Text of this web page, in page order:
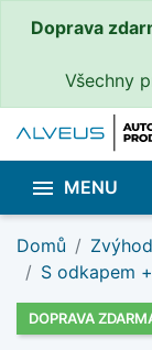
Doprava
Všechny
 MENU
Domů
S odkapem
DOPRAVA